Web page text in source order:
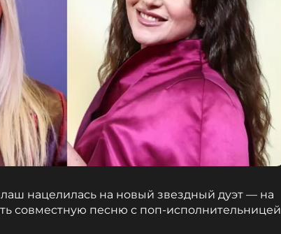
нацелилась на новый звездный дуэт — на
совместную песню с поп-исполнительницей